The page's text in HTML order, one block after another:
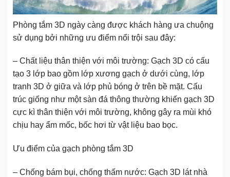
Phòng tắm 3D ngày càng được khách hàng ưa chuộng
sử dụng bởi những ưu điểm nổi trội sau đây:
– Chất liệu thân thiện với môi trường: Gạch 3D có cấu
tạo 3 lớp bao gồm lớp xương gạch ở dưới cùng, lớp
tranh 3D ở giữa và lớp phủ bóng ở trên bề mặt. Cấu
trúc giống như một sàn đá thông thường khiến gạch 3D
cực kì thân thiện với môi trường, không gây ra mùi khó
chịu hay ẩm mốc, bốc hơi từ vật liệu bao bọc.
Ưu điểm của gạch phòng tắm 3D
– Chống bám bụi, chống thấm nước: Gạch 3D lát nhà